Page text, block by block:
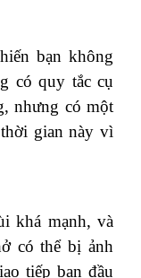
bạn không
có quy tắc cụ
nhưng có một
gian này vì
khá mạnh, và
có thể bị ảnh
tiếp ban đầu